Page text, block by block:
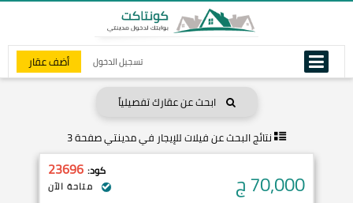
تسجيل الدخول أضف عقار
ابحث عن عقارك تفصيلياً
نتائج البحث عنفيلات للإيجار في مدينتي صفحة 3
70,000ج كود: 23696
متاحة الآن